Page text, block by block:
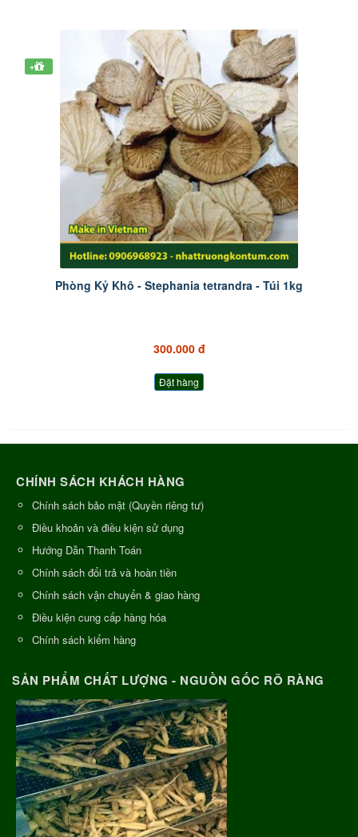
+
Phòng Kỷ Khô - Stephania tetrandra - Túi 1kg
300.000 đ
Đặt hàng
CHÍNH SÁCH KHÁCH HÀNG
Chính sách bảo mật (Quyền riêng tư)
Điều khoản và điều kiện sử dụng
Hướng Dẫn Thanh Toán
Chính sách đổi trả và hoàn tiền
Chính sách vận chuyển & giao hàng
Điều kiện cung cấp hàng hóa
Chính sách kiểm hàng
SẢN PHẨM CHẤT LƯỢNG - NGUỒN GỐC RÕ RÀNG